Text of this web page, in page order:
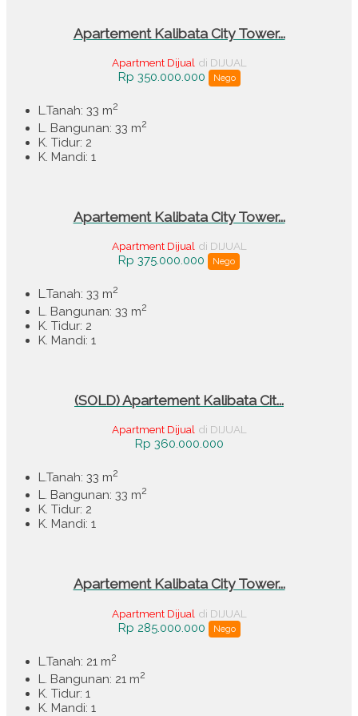
Apartement Kalibata City Tower...
Apartment Dijual di DIJUAL
Rp 350.000.000 Nego
L.Tanah: 33 m2
L. Bangunan: 33 m2
K. Tidur: 2
K. Mandi: 1
Apartement Kalibata City Tower...
Apartment Dijual di DIJUAL
Rp 375.000.000 Nego
L.Tanah: 33 m2
L. Bangunan: 33 m2
K. Tidur: 2
K. Mandi: 1
(SOLD) Apartement Kalibata Cit...
Apartment Dijual di DIJUAL
Rp 360.000.000
L.Tanah: 33 m2
L. Bangunan: 33 m2
K. Tidur: 2
K. Mandi: 1
Apartement Kalibata City Tower...
Apartment Dijual di DIJUAL
Rp 285.000.000 Nego
L.Tanah: 21 m2
L. Bangunan: 21 m2
K. Tidur: 1
K. Mandi: 1